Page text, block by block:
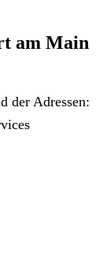
am Main
der Adressen: